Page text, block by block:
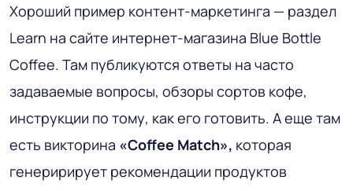
Хороший пример контент-маркетинга — раздел
Learn на сайте интернет-магазина Blue Bottle
Coffee. Там публикуются ответы на часто
задаваемые вопросы, обзоры сортов кофе,
инструкции по тому, как его готовить. А еще там
есть викторина «Coffee Match», которая
генеририрует рекомендации продуктов